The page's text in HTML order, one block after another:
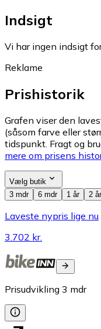
Indsigt
Vi har ingen indsigt
Reklame
Prishistorik
Grafen viser den
(såsom farve eller
tidspunkt. Fragt og
mere om prisens
Vælg butik
3 mdr
6 mdr 1 år 2 år
Laveste nypris lige nu
3.702 kr.
Prisudvikling 3 mdr